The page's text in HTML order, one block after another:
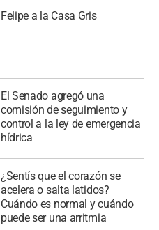
Felipe a la Casa Gris
El Senado agregó una
comisión de seguimiento y
control a la ley de emergencia
hídrica
¿Sentís que el corazón se
acelera o salta latidos?
Cuándo es normal y cuándo
puede ser una arritmia